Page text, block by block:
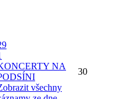
NA
všechny
30